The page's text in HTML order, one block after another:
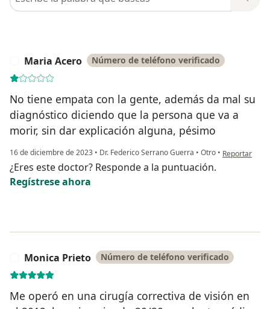
Maria Acero Número de teléfono verificado
No tiene empata con la gente, además da mal su
diagnóstico diciendo que la persona que va a
morir, sin dar explicación alguna, pésimo
16 de diciembre de 2023 • Dr. Federico Serrano Guerra • Otro • en opinión
Reportar
¿Eres este doctor? Responde a la puntuación.
Regístrese ahora
Monica Prieto Número de teléfono verificado
Me operó en una cirugía correctiva de visión en